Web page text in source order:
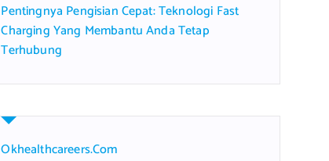
Pentingnya Pengisian Cepat: Teknologi Fast
Charging Yang Membantu Anda Tetap
Terhubung
Okhealthcareers.com